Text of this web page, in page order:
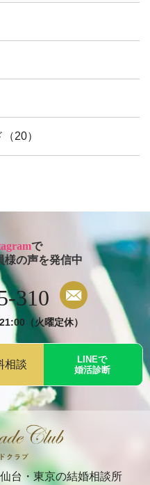
20）
で
様の声を発信中
310
（火曜定休）
相談
LINEで
婚活診断
台・東京の結婚相談所